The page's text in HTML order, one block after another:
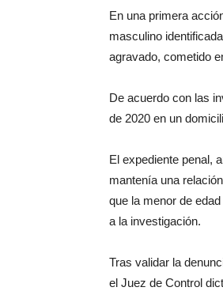
En una primera
masculino
agravado, cometido
De acuerdo con las
de 2020 en un
El expediente penal,
mantenía una
que la menor de
a la investigación.
Tras validar la
el Juez de Control